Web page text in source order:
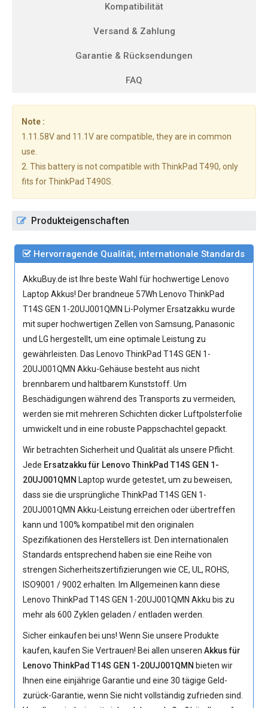
Kompatibilität
Versand & Zahlung
Garantie & Rücksendungen
FAQ
Note :
1.11.58V and 11.1V are compatible, they are in common
use.
2. This battery is not compatible with ThinkPad T490, only
fits for ThinkPad T490S.
Produkteigenschaften
Hervorragende Qualität, internationale Standards
AkkuBuy.de ist Ihre beste Wahl für hochwertige Lenovo
Laptop Akkus! Der brandneue 57Wh Lenovo ThinkPad
T14S GEN 1-20UJ001QMN Li-Polymer Ersatzakku wurde
mit super hochwertigen Zellen von Samsung, Panasonic
und LG hergestellt, um eine optimale Leistung zu
gewährleisten. Das Lenovo ThinkPad T14S GEN 1-
20UJ001QMN Akku-Gehäuse besteht aus nicht
brennbarem und haltbarem Kunststoff. Um
Beschädigungen während des Transports zu vermeiden,
werden sie mit mehreren Schichten dicker Luftpolsterfolie
umwickelt und in eine robuste Pappschachtel gepackt.
Wir betrachten Sicherheit und Qualität als unsere Pflicht.
Jede Ersatzakku für Lenovo ThinkPad T14S GEN 1-
20UJ001QMN Laptop wurde getestet, um zu beweisen,
dass sie die ursprünglicheThinkPad T14S GEN 1-
20UJ001QMN Akku-Leistung erreichen oder übertreffen
kann und 100% kompatibel mit den originalen
Spezifikationen des Herstellers ist. Den internationalen
Standards entsprechend haben sie eine Reihe von
strengen Sicherheitszertifizierungen wie CE, UL, ROHS,
ISO9001 / 9002 erhalten. Im Allgemeinen kann diese
Lenovo ThinkPad T14S GEN 1-20UJ001QMN Akku bis zu
mehr als 600 Zyklen geladen / entladen werden.
Sicher einkaufen bei uns! Wenn Sie unsere Produkte
kaufen, kaufen Sie Vertrauen! Bei allen unserenAkkus für
Lenovo ThinkPad T14S GEN 1-20UJ001QMN bieten wir
Ihnen eine einjährige Garantie und eine 30 tägige Geld-
zurück-Garantie, wenn Sie nicht vollständig zufrieden sind.